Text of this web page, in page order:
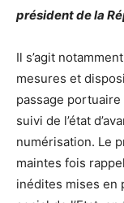
président de la
Il s’agit
mesures et
passage
suivi de l’état
numérisation. Le
maintes fois
inédites mises en